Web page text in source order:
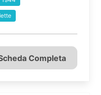
Completa